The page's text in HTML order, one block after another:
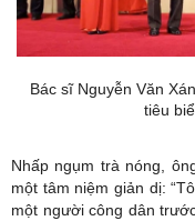
Bác sĩ Nguyễn Văn
tiêu
Nhấp ngụm trà nóng,
một tâm niệm giản dị:
một người công dân